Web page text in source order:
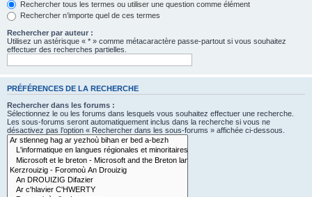
Rechercher tous les termes ou utiliser une question comme élément
Rechercher n’importe quel de ces termes
Rechercher par auteur :
Utilisez un astérisque « * » comme métacaractère passe-partout si vous souhaitez
effectuer des recherches partielles.
PRÉFÉRENCES DE LA RECHERCHE
Rechercher dans les forums :
Sélectionnez le ou les forums dans lesquels vous souhaitez effectuer une recherche.
Les sous-forums seront automatiquement inclus dans la recherche si vous ne
désactivez pas l’option « Rechercher dans les sous-forums » affichée ci-dessous.